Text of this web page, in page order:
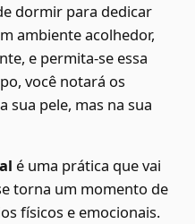
dormir para dedicar
ambiente acolhedor,
e permita-se essa
você notará os
sua pele, mas na sua
é uma prática que vai
torna um momento de
físicos e emocionais.